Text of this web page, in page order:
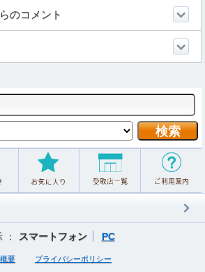
のコメント
： スマートフォン PC
要 プライバシーポリシー